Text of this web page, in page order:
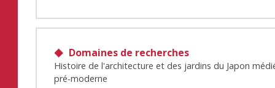
Domaines de recherches
Histoire de l'architecture et des jardins du Japon
pré-moderne